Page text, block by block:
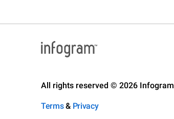
All rights reserved © 2026 Infogram
Terms& Privacy